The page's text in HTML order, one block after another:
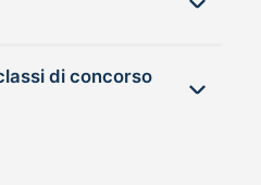
concorso